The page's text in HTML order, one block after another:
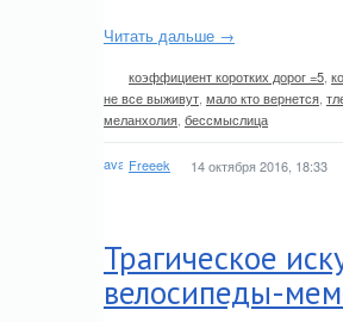
Читать дальше →
коэффициент коротких дорог =5
не все выживут мало кто вернется
меланхолия бессмыслица
Freeek 14 октября 2016, 18:33
Трагическое
велосипеды-